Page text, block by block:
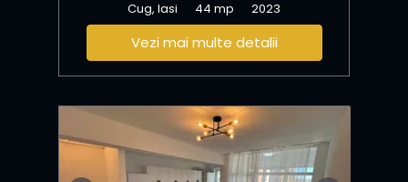
Cug, Iasi 44 mp 2023
Vezi mai multe detalii